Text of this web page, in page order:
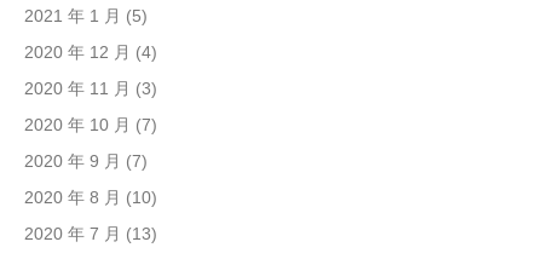
2021 年 1 月 (5)
2020 年 12 月 (4)
2020 年 11 月 (3)
2020 年 10 月 (7)
2020 年 9 月 (7)
2020 年 8 月 (10)
2020 年 7 月 (13)